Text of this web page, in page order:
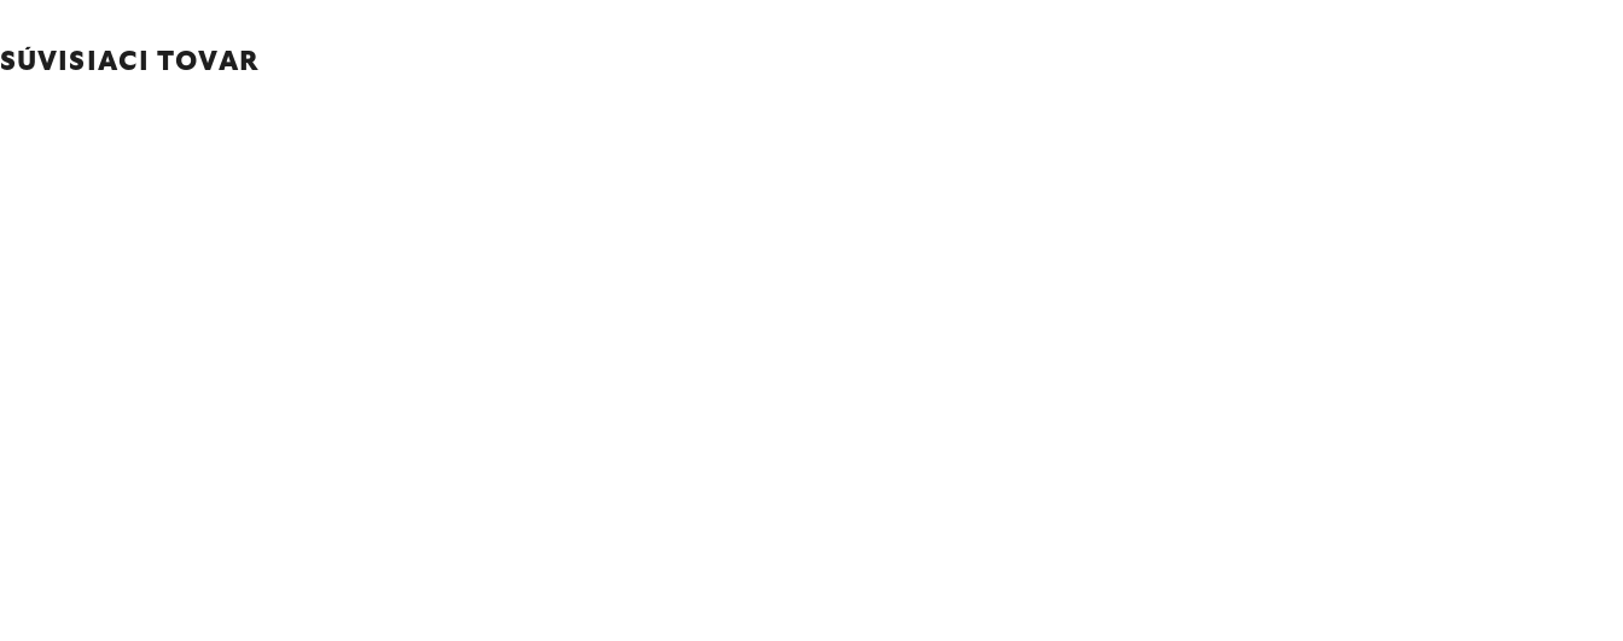
SÚVISIACI TOVAR